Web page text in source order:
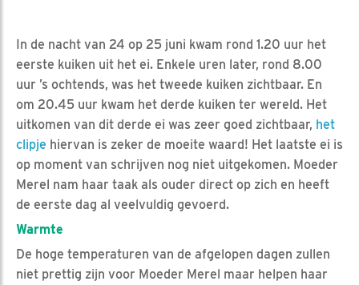
In de nacht van 24 op 25 juni kwam rond 1.20 uur het
eerste kuiken uit het ei. Enkele uren later, rond 8.00
uur ’s ochtends, was het tweede kuiken zichtbaar. En
om 20.45 uur kwam het derde kuiken ter wereld. Het
uitkomen van dit derde ei was zeer goed zichtbaar, het
clipje hiervan is zeker de moeite waard! Het laatste ei is
op moment van schrijven nog niet uitgekomen. Moeder
Merel nam haar taak als ouder direct op zich en heeft
de eerste dag al veelvuldig gevoerd.
Warmte
De hoge temperaturen van de afgelopen dagen zullen
niet prettig zijn voor Moeder Merel maar helpen haar